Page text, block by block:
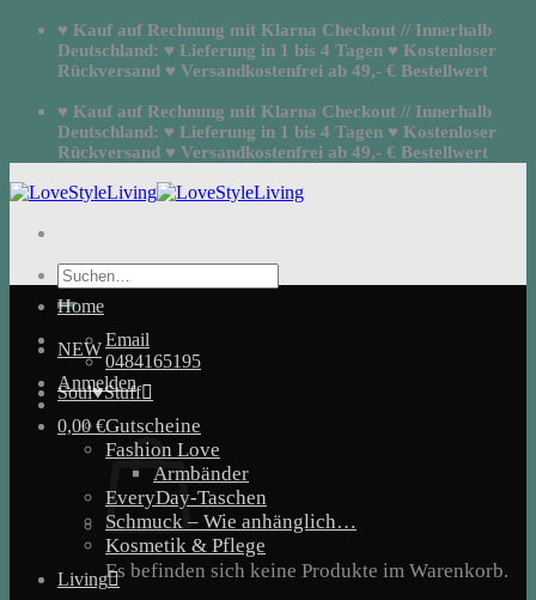
Zum
springen
♥ Kauf auf Rechnung mit Klarna Checkout // Innerhalb
Deutschland: ♥ Lieferung in 1 bis 4 Tagen ♥ Kostenloser
Rückversand ♥ Versandkostenfrei ab 49,- € Bestellwert
♥ Kauf auf Rechnung mit Klarna Checkout // Innerhalb
Deutschland: ♥ Lieferung in 1 bis 4 Tagen ♥ Kostenloser
Rückversand ♥ Versandkostenfrei ab 49,- € Bestellwert
Suchen
nach:
Email
0484165195
Anmelden
0,00€
Es befinden sich keine Produkte im Warenkorb.
Home
NEW
Soul♥Stuff
Gutscheine
Fashion Love
Armbänder
EveryDay-Taschen
Schmuck – Wie anhänglich…
Kosmetik & Pflege
Living